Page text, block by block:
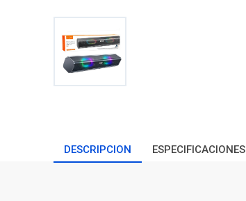
DESCRIPCION ESPECIFICACIONES